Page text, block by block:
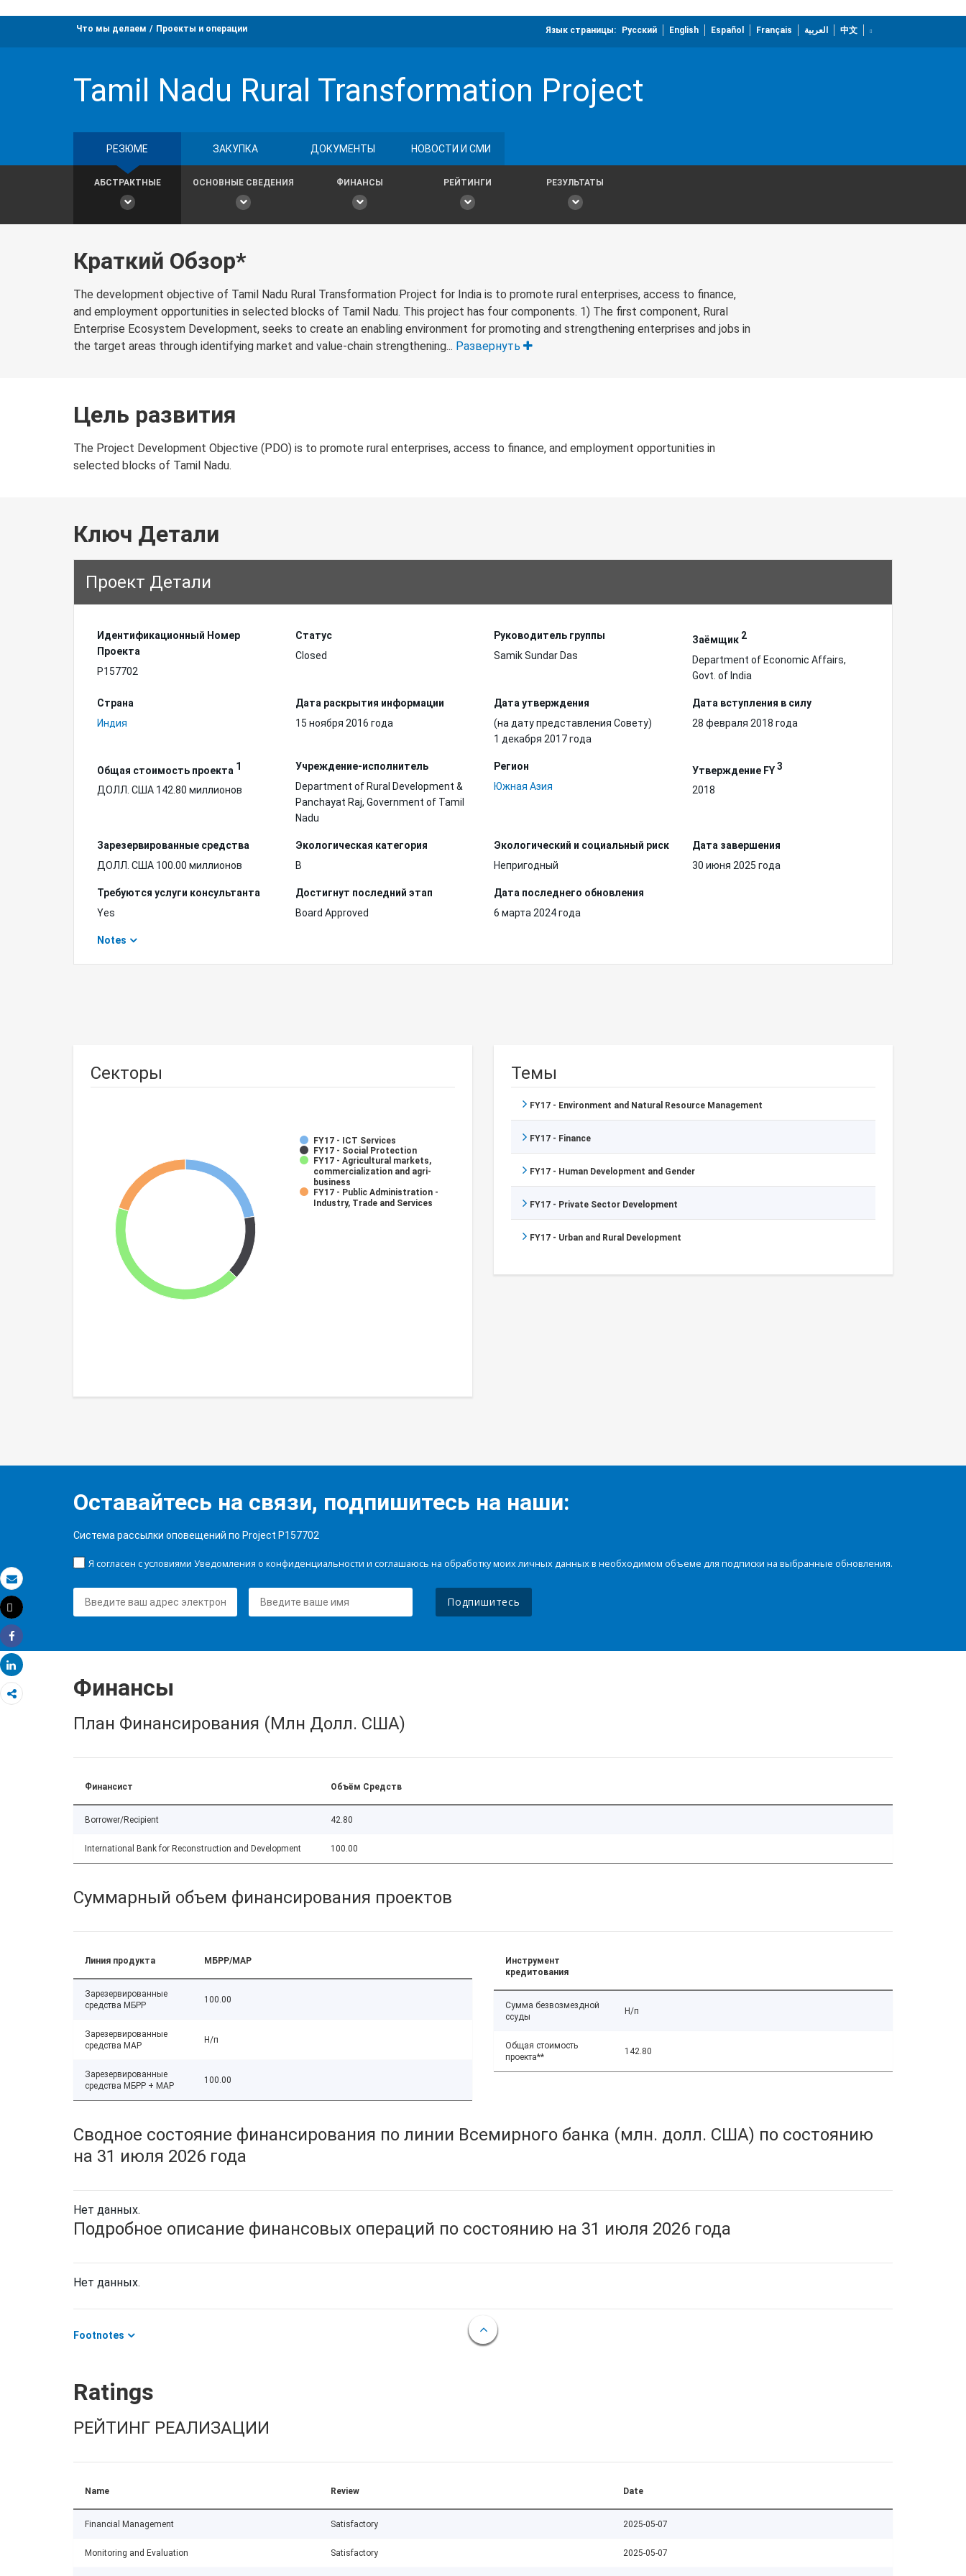
Электронная почта
Распечатать
Tweet
Share
Share
Что мы делаем Проекты и операции Язык страницы: Русский English Español Français العربية 中文
Tamil Nadu Rural Transformation Project
РЕЗЮМЕ ЗАКУПКА ДОКУМЕНТЫ НОВОСТИ И СМИ
АБСТРАКТНЫЕ ОСНОВНЫЕ СВЕДЕНИЯ ФИНАНСЫ РЕЙТИНГИ РЕЗУЛЬТАТЫ
Краткий Обзор*
The development objective of Tamil Nadu Rural Transformation Project for India is to promote rural enterprises, access to finance,
and employment opportunities in selected blocks of Tamil Nadu. This project has four components. 1) The first component, Rural
Enterprise Ecosystem Development, seeks to create an enabling environment for promoting and strengthening enterprises and jobs in
the target areas through identifying market and value-chain strengthening... Развернуть
Цель развития
The Project Development Objective (PDO) is to promote rural enterprises, access to finance, and employment opportunities in
selected blocks of Tamil Nadu.
Ключ Детали
Проект Детали
Идентификационный Hомер
Проекта
P157702
Статус
Closed
Руководитель группы
Samik Sundar Das
Заёмщик 2
Department of Economic Affairs,
Govt. of India
Страна
Индия
Дата раскрытия информации
15 ноября 2016 года
Дата утверждения
(на дату представления Совету)
1 декабря 2017 года
Дата вступления в силу
28 февраля 2018 года
Общая стоимость проекта 1
ДОЛЛ. США 142.80 миллионов
Учреждение-исполнитель
Department of Rural Development &
Panchayat Raj, Government of Tamil
Nadu
Регион
Южная Азия
Утверждение FY3
2018
Зарезервированные средства
ДОЛЛ. США 100.00 миллионов
Экологическая категория
B
Экологический и социальный риск
Непригодный
Дата завершения
30 июня 2025 года
Требуются услуги консультанта
Yes
Достигнут последний этап
Board Approved
Дата последнего обновления
6 марта 2024 года
Notes
Секторы
FY17 - ICT Services
FY17 - Social Protection
FY17 - Agricultural markets,
commercialization and agri-
business
FY17 - Public Administration -
Industry, Trade and Services
Темы
FY17 - Environment and Natural Resource Management
FY17 - Finance
FY17 - Human Development and Gender
FY17 - Private Sector Development
FY17 - Urban and Rural Development
Оставайтесь на связи, подпишитесь на наши:
Система рассылки оповещений по Project P157702
Я согласен с условиями Уведомления о конфиденциальности и соглашаюсь на обработку моих личных данных в необходимом объеме для подписки на выбранные обновления.
Подпишитесь
Финансы
План Финансирования (Млн Долл. США)
Финансист Объём Средств
Borrower/Recipient 42.80
International Bank for Reconstruction and Development 100.00
Суммарный объем финансирования проектов
Линия продукта МБРР/МАР
Зарезервированные
средства МБРР
100.00
Зарезервированные
средства МАР
Н/п
Зарезервированные
средства МБРР + МАР
100.00
Инструмент
кредитования
Сумма безвозмездной
ссуды
Н/п
Общая стоимость
проекта**
142.80
Сводное состояние финансирования по линии Всемирного банка (млн. долл. США) по состоянию
на 31 июля 2026 года
Нет данных.
Подробное описание финансовых операций по состоянию на 31 июля 2026 года
Нет данных.
Footnotes
Ratings
РЕЙТИНГ РЕАЛИЗАЦИИ
Name Review Date
Financial Management Satisfactory 2025-05-07
Monitoring and Evaluation Satisfactory 2025-05-07